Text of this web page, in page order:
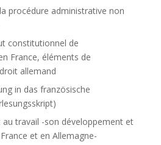
procédure administrative non
constitutionnel de
France, éléments de
allemand
in das französische
au travail -son développement et
et en Allemagne-